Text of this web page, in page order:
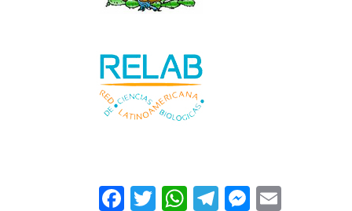
Facebook
Twitter
WhatsApp
Telegram